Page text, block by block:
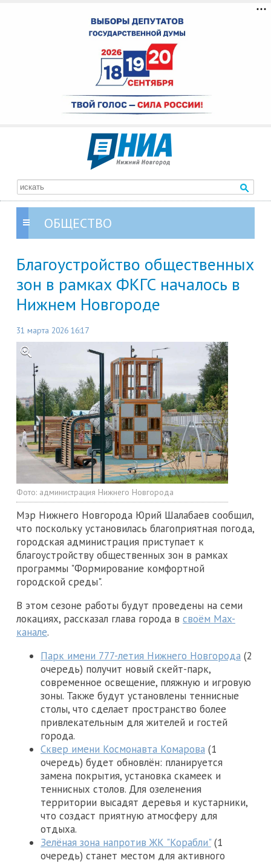
ОБЩЕСТВО
Благоустройство общественных
зон в рамках ФКГС началось в
Нижнем Новгороде
31 марта 2026 16:17
Фото: администрация Нижнего Новгорода
Мэр Нижнего Новгорода Юрий Шалабаев сообщил,
что поскольку установилась благоприятная погода,
городская администрация приступает к
благоустройству общественных зон в рамках
программы "Формирование комфортной
городской среды".
В этом сезоне работы будут проведены на семи
локациях, рассказал глава города в своём Max-
канале.
Парк имени 777-летия Нижнего Новгорода (2
очередь) получит новый скейт-парк,
современное освещение, пляжную и игровую
зоны. Также будут установлены теннисные
столы, что сделает пространство более
привлекательным для жителей и гостей
города.
Сквер имени Космонавта Комарова (1
очередь) будет обновлён: планируется
замена покрытия, установка скамеек и
теннисных столов. Для озеленения
территории высадят деревья и кустарники,
что создаст приятную атмосферу для
отдыха.
Зелёная зона напротив ЖК "Корабли"(1
очередь) станет местом для активного